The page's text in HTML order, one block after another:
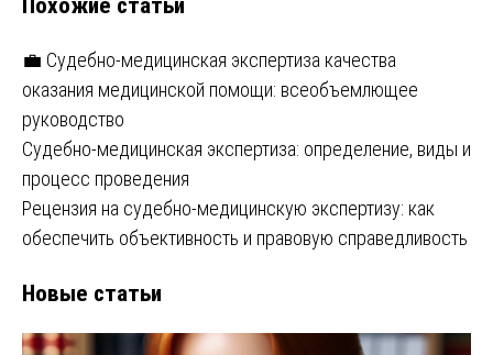
записям
💼 Судебно-медицинская экспертиза качества
оказания медицинской помощи: всеобъемлющее
руководство
Судебно-медицинская экспертиза: определение, виды и
процесс проведения
Рецензия на судебно-медицинскую экспертизу: как
обеспечить объективность и правовую справедливость
Новые статьи